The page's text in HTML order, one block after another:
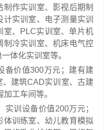
作实训室、影视后期制
实训室、电子测量实训
室、PLC实训室、单片机
制冷实训室、机床电气控
体化实训室等。
备价值300万元；建有建
建筑CAD实训室、古建
工车间等。
实训设备价值200万元；
体训练室、幼儿教育模拟